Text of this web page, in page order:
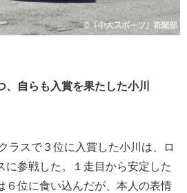
自らも入賞を果たした小川
ラスで３位に入賞した小川は、ロ
に参戦した。１走目から安定した
６位に食い込んだが、本人の表情